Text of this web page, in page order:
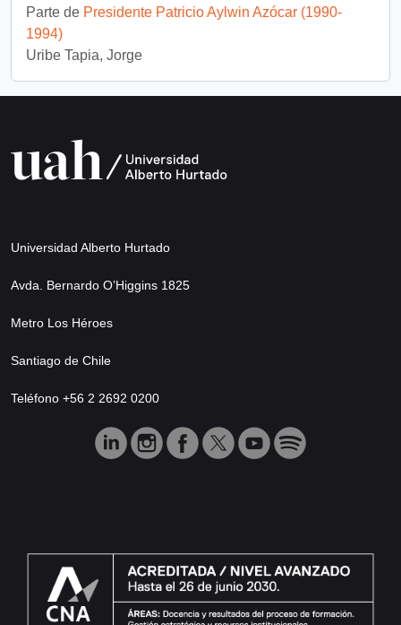
Parte de Presidente Patricio Aylwin Azócar (1990-
1994)
Uribe Tapia, Jorge
Universidad Alberto Hurtado
Avda. Bernardo O’Higgins 1825
Metro Los Héroes
Santiago de Chile
Teléfono +56 2 2692 0200